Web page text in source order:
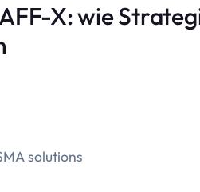
X: wie
solutions